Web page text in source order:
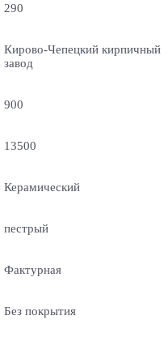
290
Кирово-Чепецкий кирпичный
завод
900
13500
Керамический
пестрый
Фактурная
Без покрытия